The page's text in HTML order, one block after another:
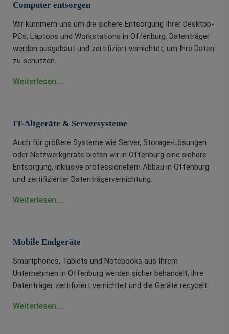
Computer entsorgen
Wir kümmern uns um die sichere Entsorgung Ihrer Desktop-
PCs, Laptops und Workstations in Offenburg. Datenträger
werden ausgebaut und zertifiziert vernichtet, um Ihre Daten
zu schützen.
Weiterlesen....
IT-Altgeräte & Serversysteme
Auch für größere Systeme wie Server, Storage-Lösungen
oder Netzwerkgeräte bieten wir in Offenburg eine sichere
Entsorgung, inklusive professionellem Abbau in Offenburg
und zertifizierter Datenträgervernichtung.
Weiterlesen....
Mobile Endgeräte
Smartphones, Tablets und Notebooks aus Ihrem
Unternehmen in Offenburg werden sicher behandelt, ihre
Datenträger zertifiziert vernichtet und die Geräte recycelt.
Weiterlesen....